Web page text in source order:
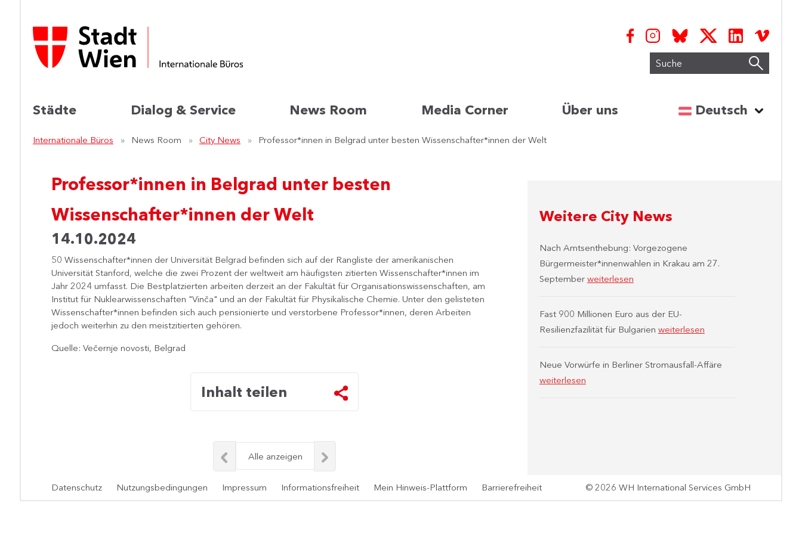
Suche
Städte Dialog & Service News Room Media Corner Über uns Sprache
Deutsch
Internationale Büros News Room City News Professor*innen in Belgrad unter besten Wissenschafter*innen der Welt
Professor*innen in Belgrad unter besten
Wissenschafter*innen der Welt
14.10.2024
50 Wissenschafter*innen der Universität Belgrad befinden sich auf der Rangliste der amerikanischen
Universität Stanford, welche die zwei Prozent der weltweit am häufigsten zitierten Wissenschafter*innen im
Jahr 2024 umfasst. Die Bestplatzierten arbeiten derzeit an der Fakultät für Organisationswissenschaften, am
Institut für Nuklearwissenschaften "Vinča" und an der Fakultät für Physikalische Chemie. Unter den gelisteten
Wissenschafter*innen befinden sich auch pensionierte und verstorbene Professor*innen, deren Arbeiten
jedoch weiterhin zu den meistzitierten gehören.
Quelle: Večernje novosti, Belgrad
Inhalt teilen
Alle anzeigen
Weitere City News
Nach Amtsenthebung: Vorgezogene
Bürgermeister*innenwahlen in Krakau am 27.
September weiterlesen
Fast 900 Millionen Euro aus der EU-
Resilienzfazilität für Bulgarien weiterlesen
Neue Vorwürfe in Berliner Stromausfall-Affäre
weiterlesen
Datenschutz Nutzungsbedingungen Impressum Informationsfreiheit Mein Hinweis-Plattform Barrierefreiheit © 2026 WH International Services GmbH